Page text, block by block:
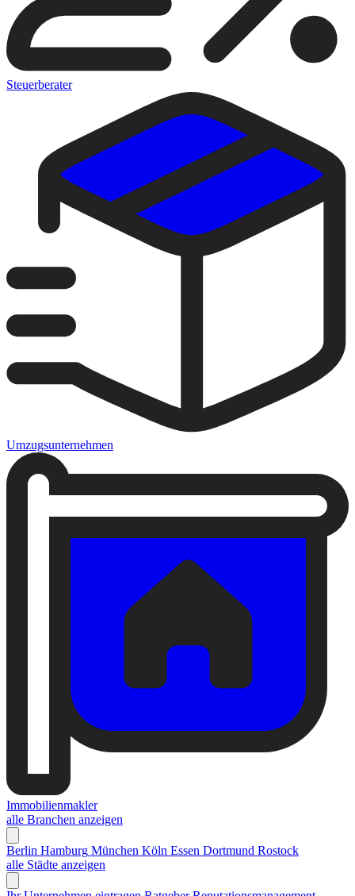
Steuerberater
Umzugsunternehmen
Immobilienmakler
alle Branchen anzeigen
Berlin Hamburg München Köln Essen Dortmund Rostock
alle Städte anzeigen